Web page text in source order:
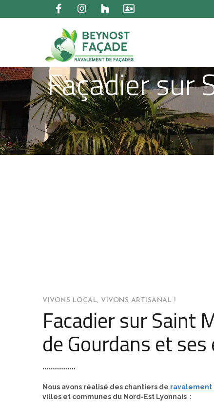
Façadier sur
VIVONS LOCAL, VIVONS ARTISANAL !
Facadier sur Saint
de Gourdans et
Nous avons réalisé des chantiers de ravalement
villes et communes du Nord-Est Lyonnais :